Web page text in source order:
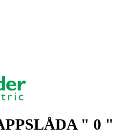
" 0 "